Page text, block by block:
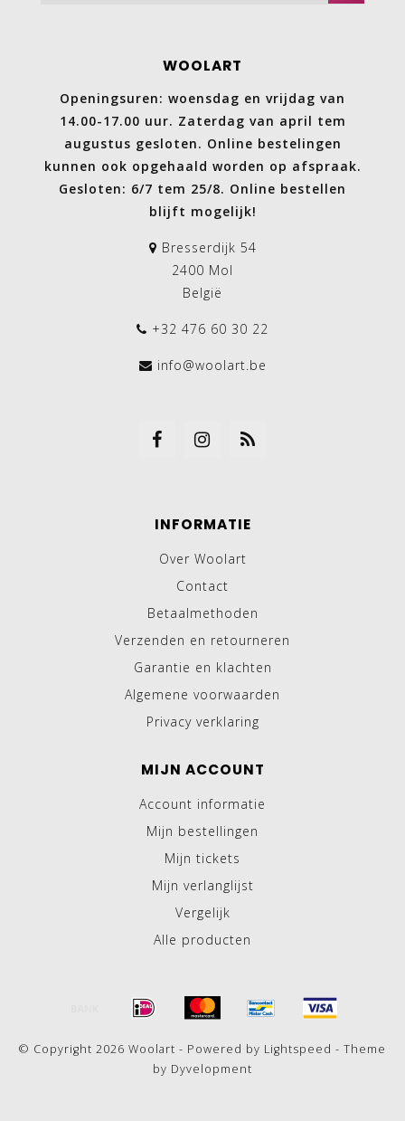
WOOLART
Openingsuren: woensdag en vrijdag van
14.00-17.00 uur. Zaterdag van april tem
augustus gesloten. Online bestelingen
kunnen ook opgehaald worden op afspraak.
Gesloten: 6/7 tem 25/8. Online bestellen
blijft mogelijk!
Bresserdijk 54
2400 Mol
België
+32 476 60 30 22
info@woolart.be
INFORMATIE
Over Woolart
Contact
Betaalmethoden
Verzenden en retourneren
Garantie en klachten
Algemene voorwaarden
Privacy verklaring
MIJN ACCOUNT
Account informatie
Mijn bestellingen
Mijn tickets
Mijn verlanglijst
Vergelijk
Alle producten
© Copyright 2026 Woolart - Powered by Lightspeed - Theme
by Dyvelopment